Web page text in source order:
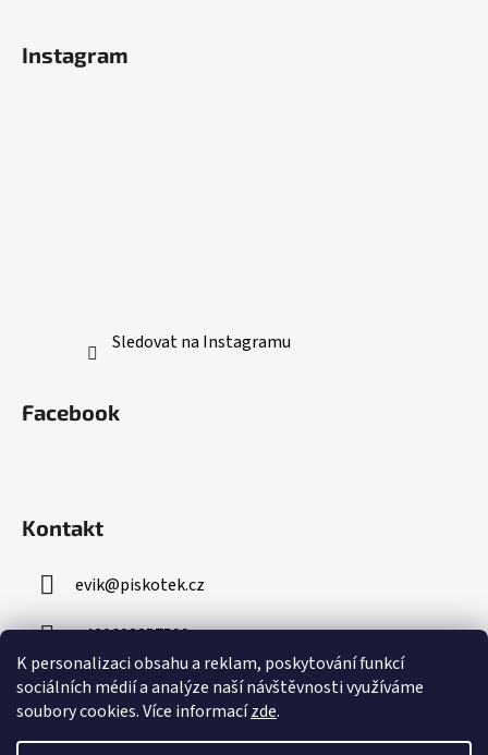
K personalizaci obsahu a reklam, poskytování funkcí
sociálních médií a analýze naší návštěvnosti využíváme
soubory cookies. Více informacízde.
Instagram
Sledovat na Instagramu
Facebook
Kontakt
evik@piskotek.cz
+420608857599